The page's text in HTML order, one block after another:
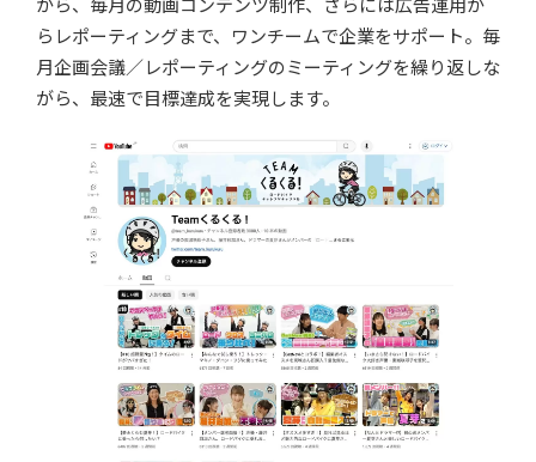
らレポーティングまで、ワンチームで企業をサポート。毎
月企画会議／レポーティングのミーティングを繰り返しな
がら、最速で目標達成を実現します。​